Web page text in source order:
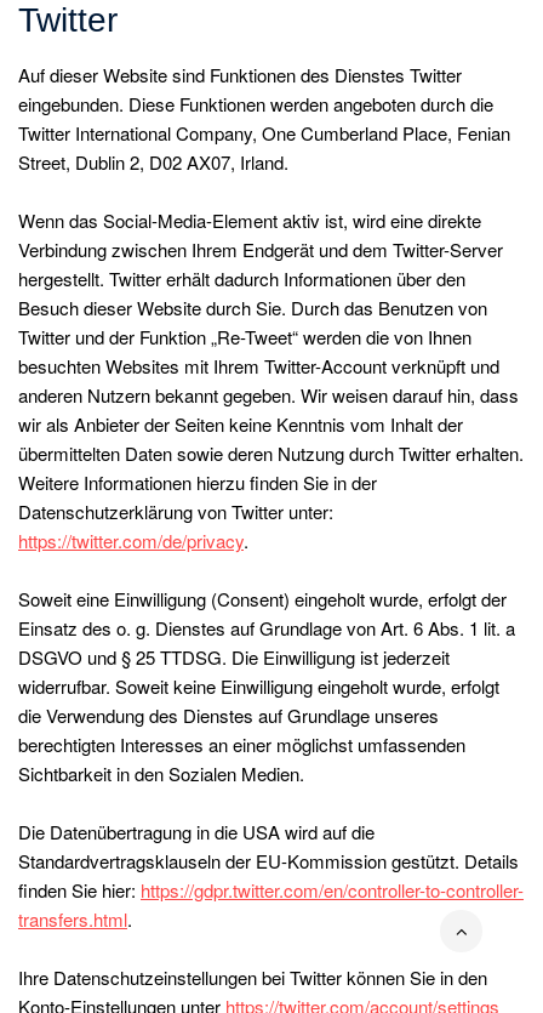
Twitter
Auf dieser Website sind Funktionen des Dienstes Twitter
eingebunden. Diese Funktionen werden angeboten durch die
Twitter International Company, One Cumberland Place, Fenian
Street, Dublin 2, D02 AX07, Irland.
Wenn das Social-Media-Element aktiv ist, wird eine direkte
Verbindung zwischen Ihrem Endgerät und dem Twitter-Server
hergestellt. Twitter erhält dadurch Informationen über den
Besuch dieser Website durch Sie. Durch das Benutzen von
Twitter und der Funktion „Re-Tweet“ werden die von Ihnen
besuchten Websites mit Ihrem Twitter-Account verknüpft und
anderen Nutzern bekannt gegeben. Wir weisen darauf hin, dass
wir als Anbieter der Seiten keine Kenntnis vom Inhalt der
übermittelten Daten sowie deren Nutzung durch Twitter erhalten.
Weitere Informationen hierzu finden Sie in der
Datenschutzerklärung von Twitter unter:
https://twitter.com/de/privacy.
Soweit eine Einwilligung (Consent) eingeholt wurde, erfolgt der
Einsatz des o. g. Dienstes auf Grundlage von Art. 6 Abs. 1 lit. a
DSGVO und § 25 TTDSG. Die Einwilligung ist jederzeit
widerrufbar. Soweit keine Einwilligung eingeholt wurde, erfolgt
die Verwendung des Dienstes auf Grundlage unseres
berechtigten Interesses an einer möglichst umfassenden
Sichtbarkeit in den Sozialen Medien.
Die Datenübertragung in die USA wird auf die
Standardvertragsklauseln der EU-Kommission gestützt. Details
finden Sie hier: https://gdpr.twitter.com/en/controller-to-controller-
transfers.html.
Ihre Datenschutzeinstellungen bei Twitter können Sie in den
Konto-Einstellungen unter https://twitter.com/account/settings